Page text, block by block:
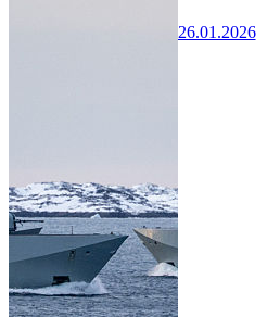
26.01.2026